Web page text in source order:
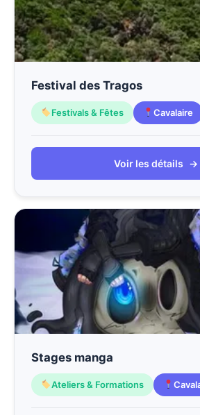
Festival des Tragos
Festivals & Fêtes Cavalaire
Voir les détails →
Stages manga
Ateliers & Formations